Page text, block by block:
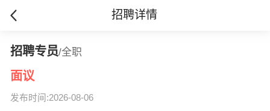
招聘详情
招聘专员/全职
面议
发布时间:2026-08-06